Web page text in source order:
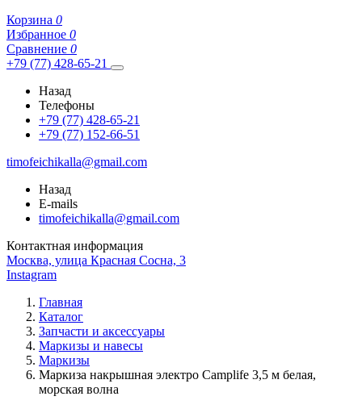
Корзина 0
Избранное 0
Сравнение 0
+79 (77) 428-65-21
Назад
Телефоны
+79 (77) 428-65-21
+79 (77) 152-66-51
timofeichikalla@gmail.com
Назад
E-mails
timofeichikalla@gmail.com
Контактная информация
Москва, улица Красная Сосна, 3
Instagram
Главная
Каталог
Запчасти и аксессуары
Маркизы и навесы
Маркизы
Маркиза накрышная электро Camplife 3,5 м белая,
морская волна